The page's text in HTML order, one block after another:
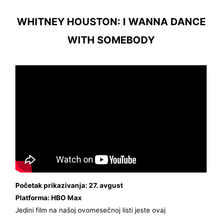
WHITNEY HOUSTON: I WANNA DANCE
WITH SOMEBODY
Početak prikazivanja: 27. avgust
Platforma: HBO Max
Jedini film na našoj ovomesečnoj listi jeste ovaj